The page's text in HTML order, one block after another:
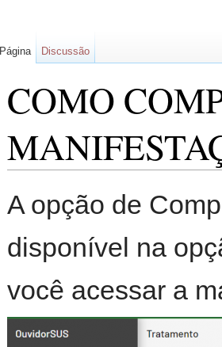
COMO
A opção de
disponível na
você acessar a
Página Discussão